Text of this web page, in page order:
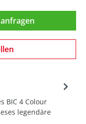
BIC 4 Colour
legendäre